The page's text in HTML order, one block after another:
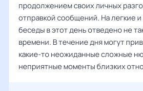
продолжением своих личных
отправкой сообщений. На легкие
беседы в этот день отведено не
времени. В течение дня могут
какие-то неожиданные сложные
неприятные моменты близких